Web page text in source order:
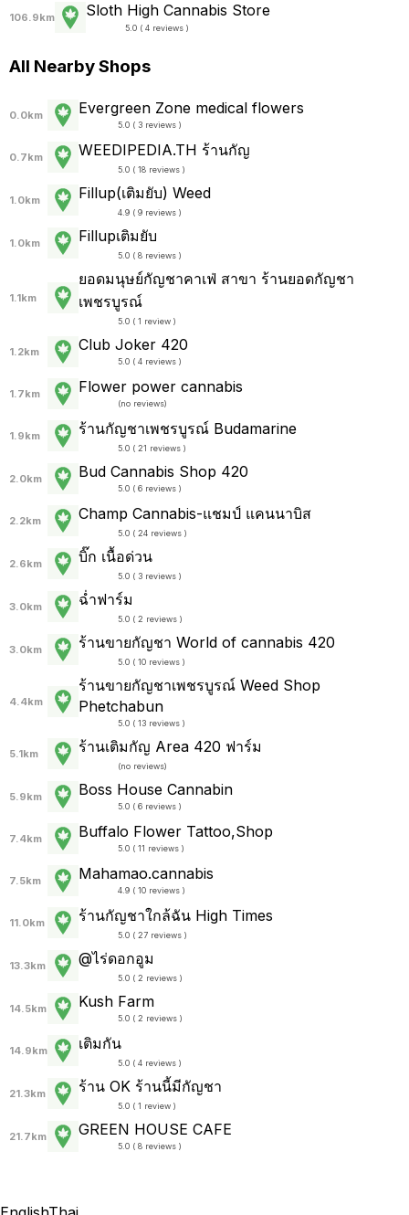
106.9km Sloth High Cannabis Store
5.0 ( 4 reviews )
All Nearby Shops
0.0km Evergreen Zone medical flowers
5.0 ( 3 reviews )
0.7km WEEDIPEDIA.TH ร้านกัญ
5.0 ( 18 reviews )
1.0km Fillup(เติมยับ) Weed
4.9 ( 9 reviews )
1.0km Fillupเติมยับ
5.0 ( 8 reviews )
1.1km
ยอดมนุษย์กัญชาคาเฟ่ สาขา ร้านยอดกัญชา
เพชรบูรณ์
5.0 ( 1 review )
1.2km Club Joker 420
5.0 ( 4 reviews )
1.7km Flower power cannabis
(no reviews)
1.9km ร้านกัญชาเพชรบูรณ์ Budamarine
5.0 ( 21 reviews )
2.0km Bud Cannabis Shop 420
5.0 ( 6 reviews )
2.2km Champ Cannabis-แชมป์ แคนนาบิส
5.0 ( 24 reviews )
2.6km บิ๊ก เนื้อด่วน
5.0 ( 3 reviews )
3.0km ฉ่ำฟาร์ม
5.0 ( 2 reviews )
3.0km ร้านขายกัญชา World of cannabis 420
5.0 ( 10 reviews )
4.4km
ร้านขายกัญชาเพชรบูรณ์ Weed Shop
Phetchabun
5.0 ( 13 reviews )
5.1km ร้านเติมกัญ Area 420 ฟาร์ม
(no reviews)
5.9km Boss House Cannabin
5.0 ( 6 reviews )
7.4km Buffalo Flower Tattoo,Shop
5.0 ( 11 reviews )
7.5km Mahamao.cannabis
4.9 ( 10 reviews )
11.0km ร้านกัญชาใกล้ฉัน High Times
5.0 ( 27 reviews )
13.3km @ไร่ดอกอูม
5.0 ( 2 reviews )
14.5km Kush Farm
5.0 ( 2 reviews )
14.9km เติมกัน
5.0 ( 4 reviews )
21.3km ร้าน OK ร้านนี้มีกัญชา
5.0 ( 1 review )
21.7km GREEN HOUSE CAFE
5.0 ( 8 reviews )